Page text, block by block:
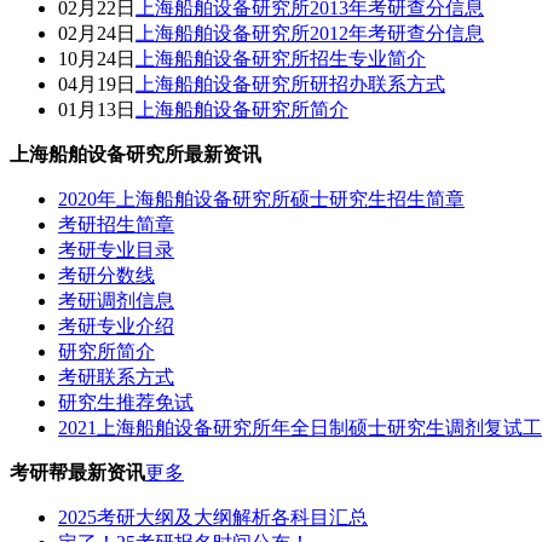
02月22日
上海船舶设备研究所2013年考研查分信息
02月24日
上海船舶设备研究所2012年考研查分信息
10月24日
上海船舶设备研究所招生专业简介
04月19日
上海船舶设备研究所研招办联系方式
01月13日
上海船舶设备研究所简介
上海船舶设备研究所最新资讯
2020年上海船舶设备研究所硕士研究生招生简章
考研招生简章
考研专业目录
考研分数线
考研调剂信息
考研专业介绍
研究所简介
考研联系方式
研究生推荐免试
2021上海船舶设备研究所年全日制硕士研究生调剂复试
考研帮最新资讯更多
2025考研大纲及大纲解析各科目汇总